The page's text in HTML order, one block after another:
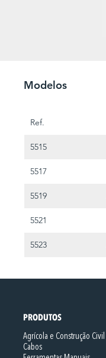
Modelos
Ref.
5515
5517
5519
5521
5523
PRODUTOS
Agrícola e Construção Civil
Cabos